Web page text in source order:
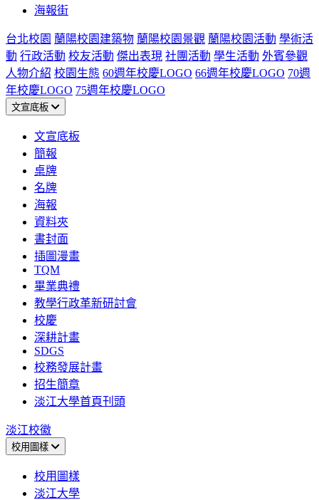
海報街
台北校園 蘭陽校園建築物 蘭陽校園景觀 蘭陽校園活動 學術活
動 行政活動 校友活動 傑出表現 社團活動 學生活動 外賓參觀
人物介紹 校園生態 60週年校慶LOGO 66週年校慶LOGO 70週
年校慶LOGO 75週年校慶LOGO
文宣底板
文宣底板
簡報
桌牌
名牌
海報
資料夾
書封面
插圖漫畫
TQM
畢業典禮
教學行政革新研討會
校慶
深耕計畫
SDGS
校務發展計畫
招生簡章
淡江大學首頁刊頭
淡江校徽
校用圖樣
校用圖樣
淡江大學